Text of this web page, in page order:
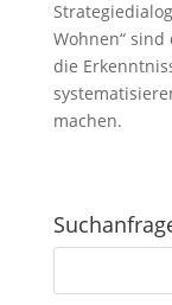
Wohnen“
die
machen.